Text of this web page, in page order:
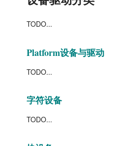
TODO...
Platform设备与驱动
TODO...
字符设备
TODO...